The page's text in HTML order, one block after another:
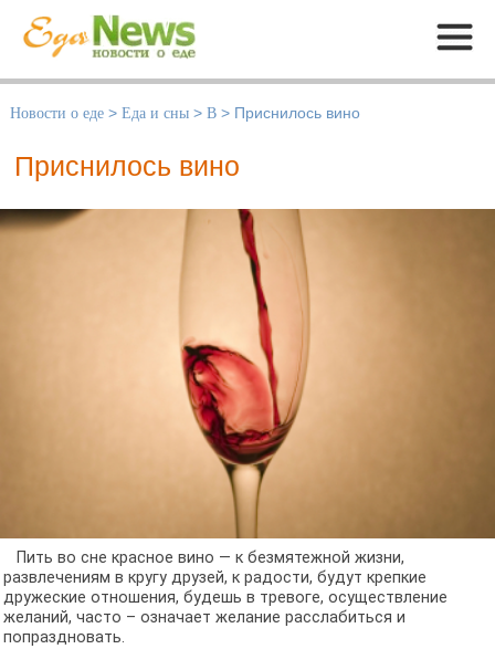
Меню
Новости о еде > Еда и сны > В > Приснилось вино
Приснилось вино
Пить во сне красное вино — к безмятежной жизни,
развлечениям в кругу друзей, к радости, будут крепкие
дружеские отношения, будешь в тревоге, осуществление
желаний, часто – означает желание расслабиться и
попраздновать.